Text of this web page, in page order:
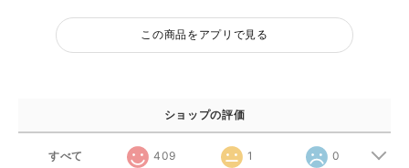
この商品をアプリで見る
ショップの評価
すべて 409 1 0